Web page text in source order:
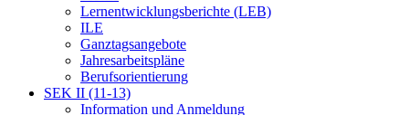
Lernentwicklungsberichte (LEB)
ILE
Ganztagsangebote
Jahresarbeitspläne
Berufsorientierung
SEK II (11-13)
Information und Anmeldung